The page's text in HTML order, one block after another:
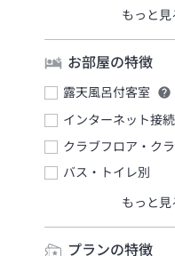
お部屋の特徴
露天風呂付客室
インターネット接
クラブフロア・ク
バス・トイレ別
プランの特徴